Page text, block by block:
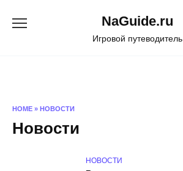
NaGuide.ru
Игровой путеводитель
HOME » НОВОСТИ
Новости
НОВОСТИ